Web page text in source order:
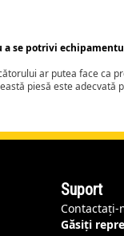
a se potrivi
ar putea face ca
piesă este
Suport
Contactați-
Găsiți